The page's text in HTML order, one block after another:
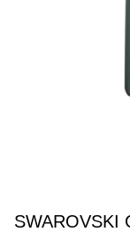
SWAROVSKI